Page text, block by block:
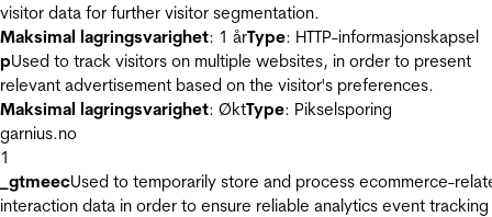
visitor data for further visitor segmentation.
Maksimal lagringsvarighet: 1 årType: HTTP-informasjonskapsel
pUsed to track visitors on multiple websites, in order to present
relevant advertisement based on the visitor's preferences.
Maksimal lagringsvarighet: ØktType: Pikselsporing
garnius.no
1
_gtmeecUsed to temporarily store and process ecommerce-
interaction data in order to ensure reliable analytics event tracking